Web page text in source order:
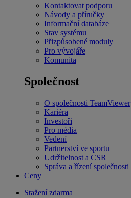
Kontaktovat podporu
Návody a příručky
Informační databáze
Stav systému
Přizpůsobené moduly
Pro vývojáře
Komunita
Společnost
O společnosti TeamViewer
Kariéra
Investoři
Pro média
Vedení
Partnerství ve sportu
Udržitelnost a CSR
Správa a řízení společnosti
Ceny
Stažení zdarma